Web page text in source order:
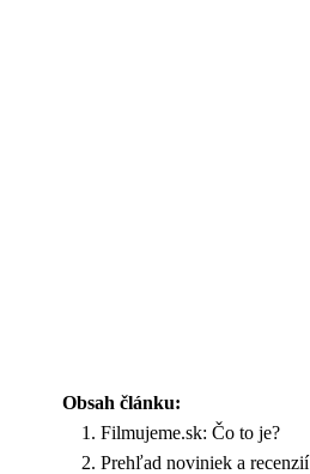
Obsah článku:
Filmujeme.sk: Čo to je?
Prehľad noviniek a recenzií